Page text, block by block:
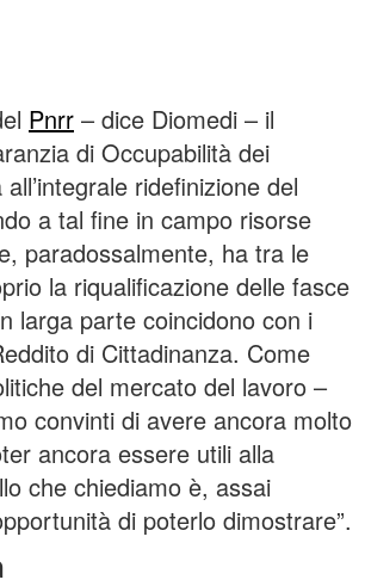
Pnrr – dice Diomedi – il
di Occupabilità dei
ridefinizione del
a tal fine in campo risorse
paradossalmente, ha tra le
la riqualificazione delle fasce
larga parte coincidono con i
di Cittadinanza. Come
del mercato del lavoro –
convinti di avere ancora molto
ancora essere utili alla
che chiediamo è, assai
di poterlo dimostrare”.